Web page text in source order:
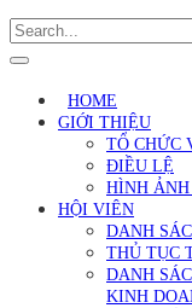
HOME
GIỚI THIỆU
TỔ CHỨC
ĐIỀU LỆ
HÌNH
HỘI VIÊN
DANH
THỦ TỤC
DANH
KINH